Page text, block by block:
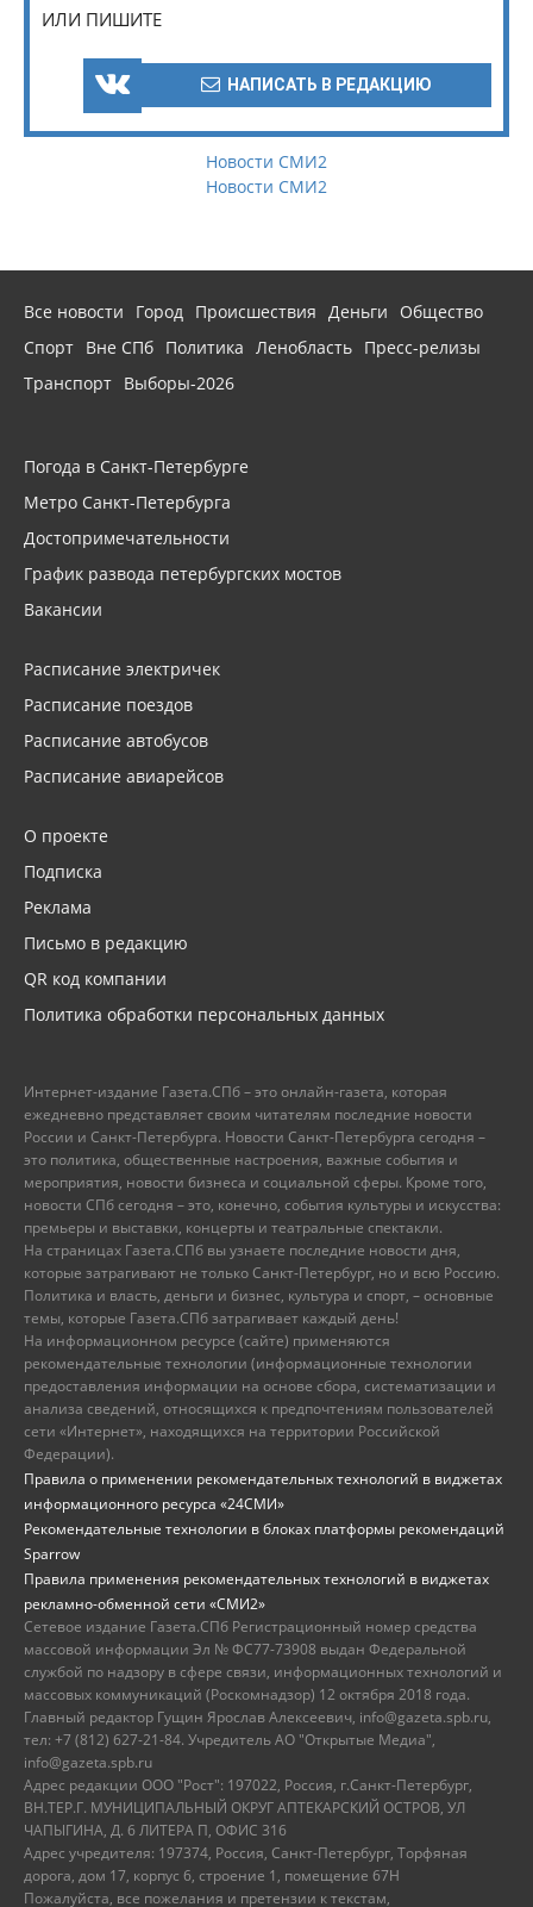
ИЛИ ПИШИТЕ
НАПИСАТЬ В РЕДАКЦИЮ
Новости СМИ2
Новости СМИ2
Все новости Город Происшествия Деньги
Общество
Спорт Вне СПб Политика Ленобласть Пресс-релизы
Транспорт Выборы-2026
Погода в Санкт-Петербурге
Метро Санкт-Петербурга
Достопримечательности
График развода петербургских мостов
Вакансии
Расписание электричек
Расписание поездов
Расписание автобусов
Расписание авиарейсов
О проекте
Подписка
Реклама
Письмо в редакцию
QR код компании
Политика обработки персональных данных
Интернет-издание Газета.СПб – это онлайн-газета, которая
ежедневно представляет своим читателям последние новости
России и Санкт-Петербурга. Новости Санкт-Петербурга сегодня –
это политика, общественные настроения, важные события и
мероприятия, новости бизнеса и социальной сферы. Кроме того,
новости СПб сегодня – это, конечно, события культуры и искусства:
премьеры и выставки, концерты и театральные спектакли.
На страницах Газета.СПб вы узнаете последние новости дня,
которые затрагивают не только Санкт-Петербург, но и всю Россию.
Политика и власть, деньги и бизнес, культура и спорт, – основные
темы, которые Газета.СПб затрагивает каждый день!
На информационном ресурсе (сайте) применяются
рекомендательные технологии (информационные технологии
предоставления информации на основе сбора, систематизации и
анализа сведений, относящихся к предпочтениям пользователей
сети «Интернет», находящихся на территории Российской
Федерации).
Правила о применении рекомендательных технологий в виджетах
информационного ресурса «24СМИ»
Рекомендательные технологии в блоках платформы рекомендаций
Sparrow
Правила применения рекомендательных технологий в виджетах
рекламно-обменной сети «СМИ2»
Сетевое издание Газета.СПб Регистрационный номер средства
массовой информации Эл № ФС77-73908 выдан Федеральной
службой по надзору в сфере связи, информационных технологий и
массовых коммуникаций (Роскомнадзор) 12 октября 2018 года.
Главный редактор Гущин Ярослав Алексеевич, info@gazeta.spb.ru,
тел: +7 (812) 627-21-84. Учредитель АО "Открытые Медиа",
info@gazeta.spb.ru
Адрес редакции ООО "Рост": 197022, Россия, г.Санкт-Петербург,
ВН.ТЕР.Г. МУНИЦИПАЛЬНЫЙ ОКРУГ АПТЕКАРСКИЙ ОСТРОВ, УЛ
ЧАПЫГИНА, Д. 6 ЛИТЕРА П, ОФИС 316
Адрес учредителя: 197374, Россия, Санкт-Петербург, Торфяная
дорога, дом 17, корпус 6, строение 1, помещение 67Н
Пожалуйста, все пожелания и претензии к текстам,